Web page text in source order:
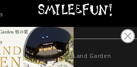
のガーデン・外構専門店Land Garden